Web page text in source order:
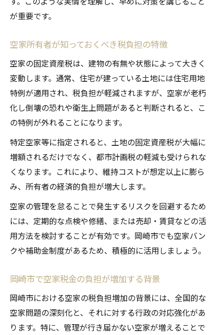
が重要です。
空家所有者が知っておくべき税負担の特徴
空家の固定資産税は、建物の有無や状態によって大きく
変動します。通常、住宅が建っている土地には住宅用地
特例が適用され、税負担が軽減されますが、空家が老朽
化し倒壊の恐れや衛生上問題があると判断されると、こ
の特例が外れることになります。
特定空家等に指定されると、土地の固定資産税が大幅に
増額されるだけでなく、都市計画税の軽減も受けられな
くなります。これにより、維持コストが想定以上に膨ら
み、所有者の経済的負担が増大します。
空家の管理を怠ることで発生するリスクを回避するため
には、定期的な点検や修繕、または売却・賃貸などの活
用方法を検討することが有効です。岡崎市でも空家バン
クや補助金制度があるため、積極的に活用しましょう。
岡崎市で空家税金の負担が増加する背景
岡崎市における空家の税負担増加の背景には、全国的な
空家問題の深刻化と、それに対する行政の対応強化があ
ります。特に、管理が行き届かない空家が増えることで